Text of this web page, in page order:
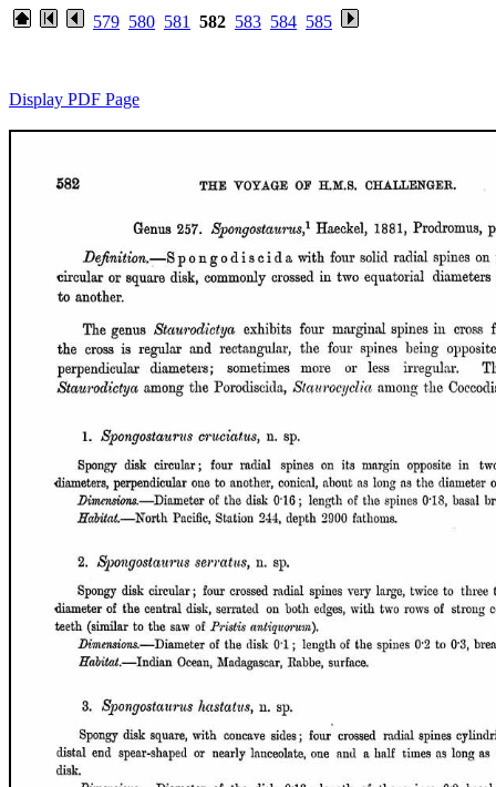
579 580 581 582 583 584 585
Display PDF Page